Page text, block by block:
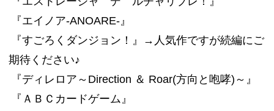
『エイノア-ANOARE-』
『すごろくダンジョン！』→人気作ですが続編にご
期待ください♪
『ディレロア～Direction ＆ Roar(方向と咆哮)～』
『ＡＢＣカードゲーム』